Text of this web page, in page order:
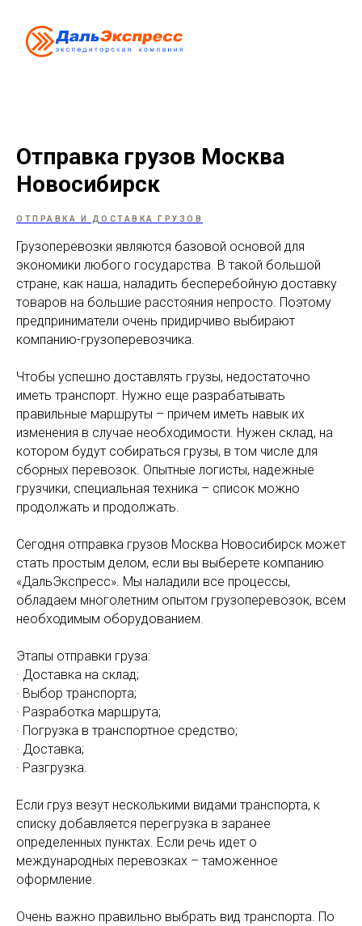
Отправка грузов Москва
Новосибирск
ОТПРАВКА И ДОСТАВКА ГРУЗОВ
Грузоперевозки являются базовой основой для
экономики любого государства. В такой большой
стране, как наша, наладить бесперебойную доставку
товаров на большие расстояния непросто. Поэтому
предприниматели очень придирчиво выбирают
компанию-грузоперевозчика.
Чтобы успешно доставлять грузы, недостаточно
иметь транспорт. Нужно еще разрабатывать
правильные маршруты – причем иметь навык их
изменения в случае необходимости. Нужен склад, на
котором будут собираться грузы, в том числе для
сборных перевозок. Опытные логисты, надежные
грузчики, специальная техника – список можно
продолжать и продолжать.
Сегодня отправка грузов Москва Новосибирск может
стать простым делом, если вы выберете компанию
«ДальЭкспресс». Мы наладили все процессы,
обладаем многолетним опытом грузоперевозок, всем
необходимым оборудованием.
Этапы отправки груза:
· Доставка на склад;
· Выбор транспорта;
· Разработка маршрута;
· Погрузка в транспортное средство;
· Доставка;
· Разгрузка.
Если груз везут несколькими видами транспорта, к
списку добавляется перегрузка в заранее
определенных пунктах. Если речь идет о
международных перевозках – таможенное
оформление.
Очень важно правильно выбрать вид транспорта. По